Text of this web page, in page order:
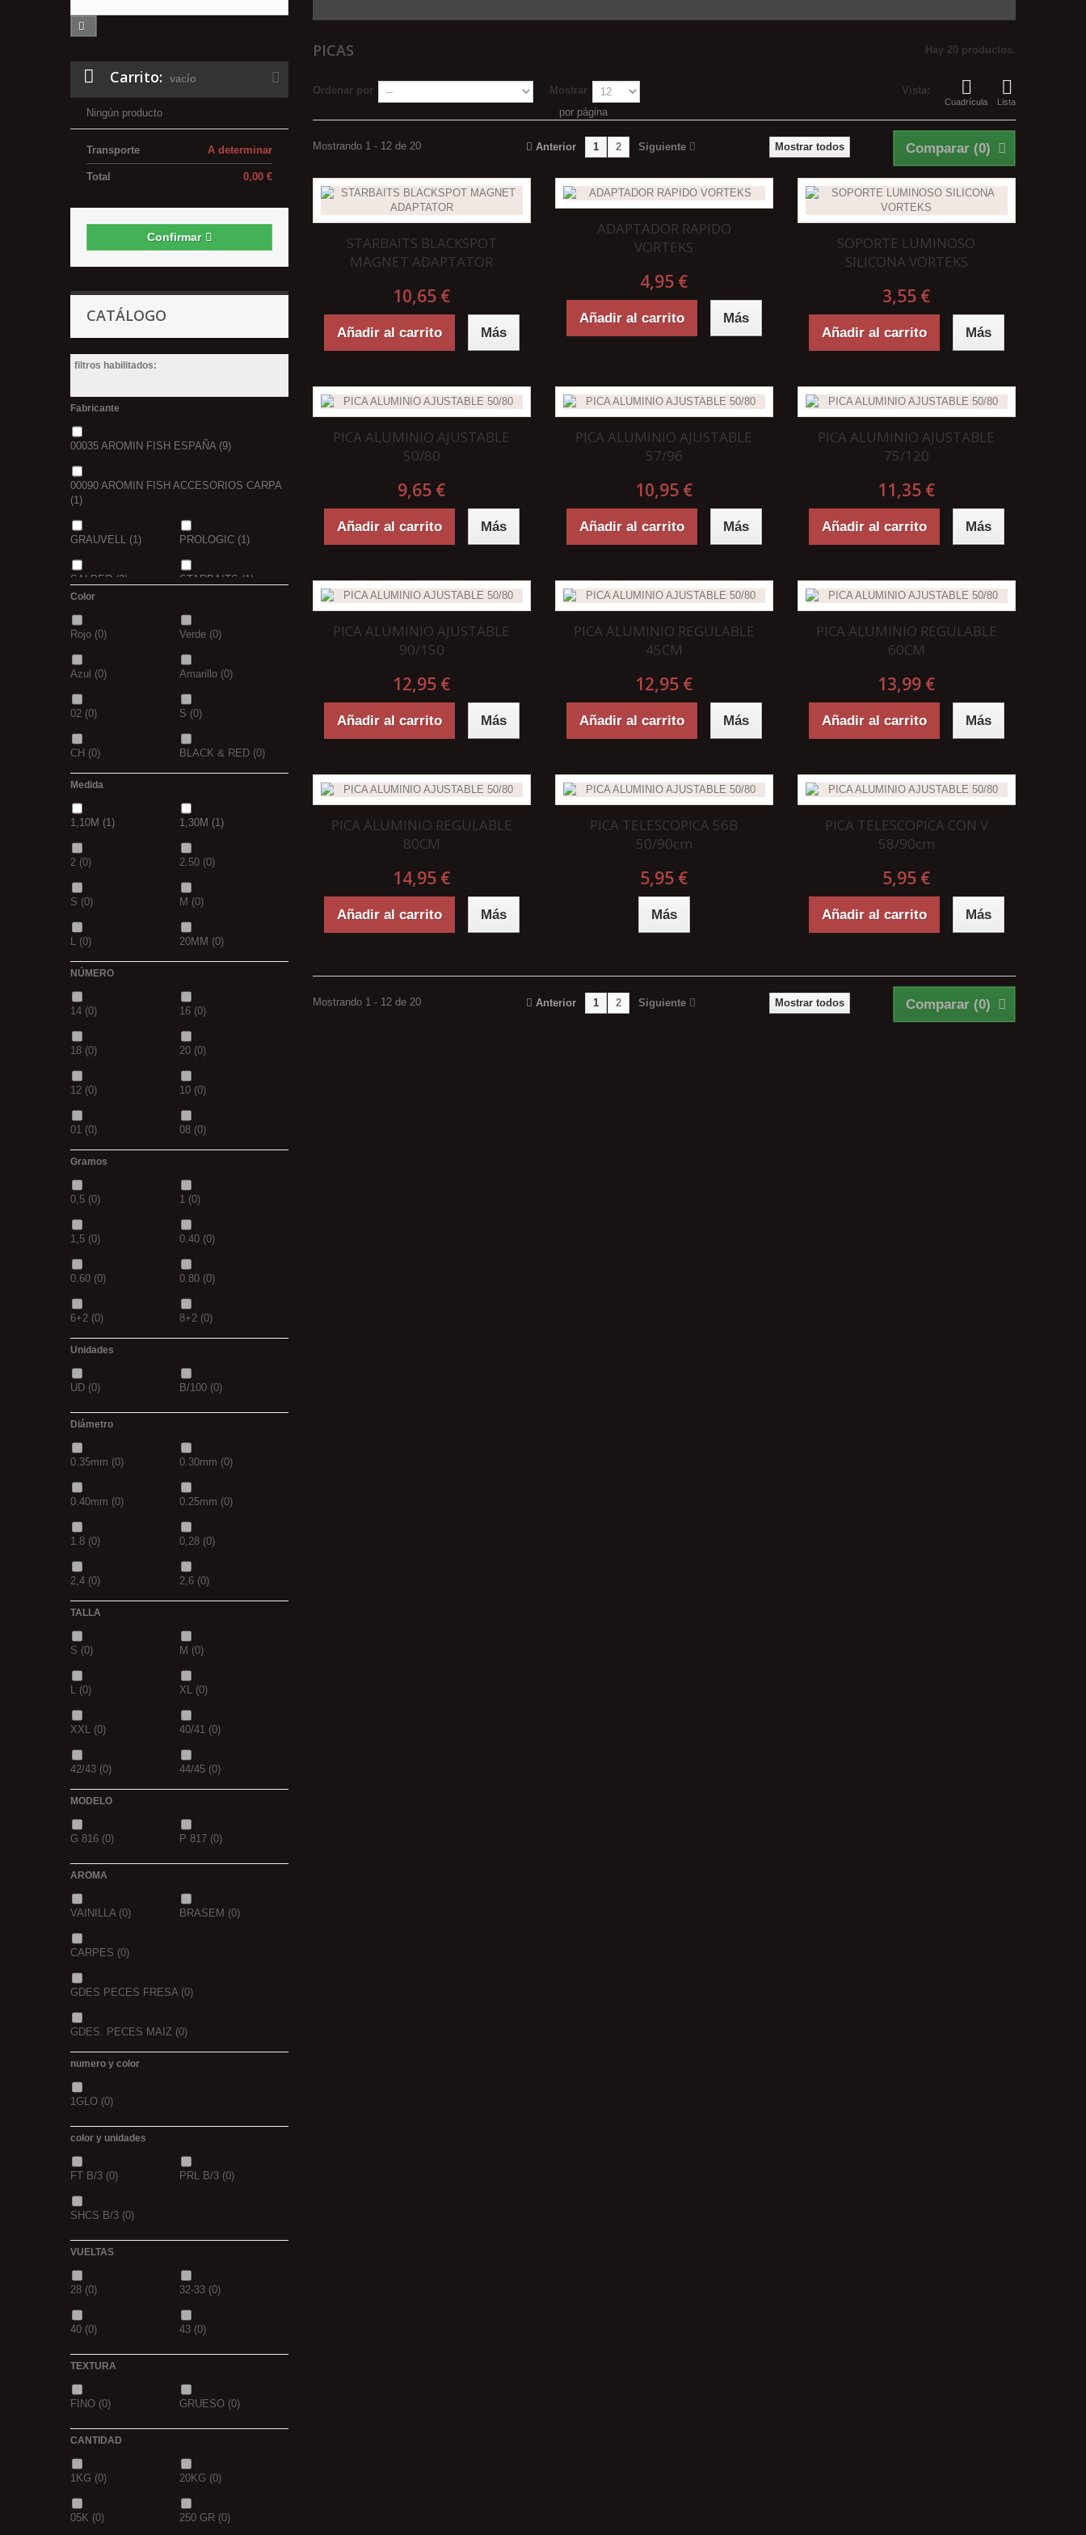
Carrito: vacío
Ningún producto
A determinar
Transporte
0,00 €
Total
Confirmar
CATÁLOGO
filtros habilitados:
Fabricante
00035 AROMIN FISH ESPAÑA(9)
00090 AROMIN FISH ACCESORIOS CARPA
(1)
GRAUVELL (1) PROLOGIC (1)
SALPER (2) STARBAITS (1)
VORTEKS
Color
Rojo (0) Verde (0)
Azul (0) Amarillo (0)
02 (0) S (0)
CH (0) BLACK & RED (0)
(0) (0)
(0) (0)
(0)
D.GREN PURPLE
18(0) blanca
Medida
1,10M (1) 1,30M (1)
2 (0) 2.50 (0)
S (0) M (0)
L (0) 20MM (0)
(0) 14MM
(0) (0)
(0) (0)
8MM (0) 2 M (0)
XL 30-25
35-30 2,5M
5/0 21MM
NÚMERO
14 (0) 16 (0)
18 (0) 20 (0)
12 (0) 10 (0)
01 (0) 08 (0)
(0) 3/0 (0)
(0) (0)
(0) (0)
(0) (0)
43(0) 44(0)
Gramos
0,5 (0) 1 (0)
1,5 (0) 0.40 (0)
0.60 (0) 0.80 (0)
6+2 (0) 8+2 (0)
(0) (0)
Unidades
UD (0) B/100 (0)
Diámetro
0.35mm (0) 0.30mm (0)
0.40mm (0) 0.25mm (0)
1.8 (0) 0,28 (0)
2,4 (0) 2,6 (0)
1,5 (0) (0)
2,3 (0)
TALLA
S (0) M (0)
L (0) XL (0)
XXL (0) 40/41 (0)
42/43 (0) 44/45 (0)
MODELO
G 816 (0) P 817 (0)
AROMA
VAINILLA(0) BRASEM (0)
CARPES (0)
GDES PECES FRESA(0)
GDES. PECES MAIZ (0)
GDES. PECES SCOPEX
TIGERNUTS
MIEL OCEAN LIVER
GOLDEN X
numero y color
1GLO (0)
color y unidades
FT B/3 (0) PRL B/3 (0)
SHCS B/3 (0)
VUELTAS
28 (0) 32-33 (0)
40 (0) 43 (0)
TEXTURA
FINO (0) GRUESO (0)
CANTIDAD
1KG (0) 20KG (0)
05K (0) 250 GR (0)
PICAS Hay 20 productos.
Vista:
Cuadrícula Lista
Ordenar por
Mostrar
por página
Comparar (0)
Mostrar todos
Anterior 1 2 Siguiente
Mostrando 1 - 12 de 20
STARBAITS BLACKSPOT
MAGNET ADAPTATOR
10,65 €
Añadir al carrito Más
ADAPTADOR RAPIDO
VORTEKS
4,95 €
Añadir al carrito Más
SOPORTE LUMINOSO
SILICONA VORTEKS
3,55 €
Añadir al carrito Más
PICA ALUMINIO AJUSTABLE
50/80
9,65 €
Añadir al carrito Más
PICA ALUMINIO AJUSTABLE
57/96
10,95 €
Añadir al carrito Más
PICA ALUMINIO AJUSTABLE
75/120
11,35 €
Añadir al carrito Más
PICA ALUMINIO AJUSTABLE
90/150
12,95 €
Añadir al carrito Más
PICA ALUMINIO REGULABLE
45CM
12,95 €
Añadir al carrito Más
PICA ALUMINIO REGULABLE
60CM
13,99 €
Añadir al carrito Más
PICA ALUMINIO REGULABLE
80CM
14,95 €
Añadir al carrito Más
PICA TELESCOPICA 56B
50/90cm
5,95 €
Más
PICA TELESCOPICA CON V
58/90cm
5,95 €
Añadir al carrito Más
Comparar (0)
Mostrar todos
Anterior 1 2 Siguiente
Mostrando 1 - 12 de 20